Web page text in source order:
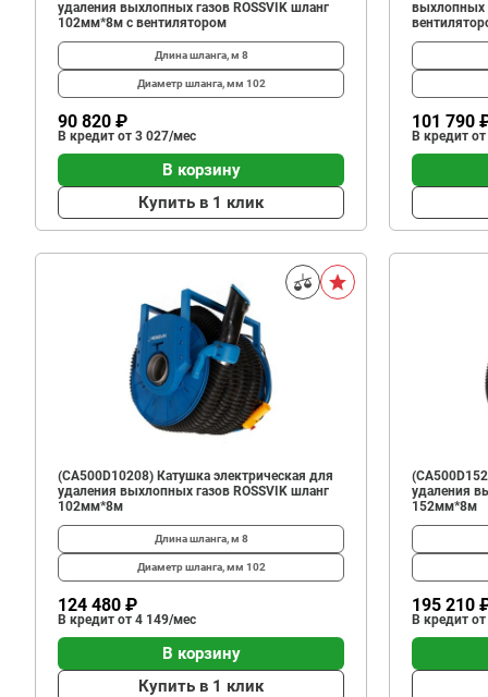
удаления выхлопных газов ROSSVIK шланг
102мм*8м с вентилятором
Длина шланга, м 8
Диаметр шланга, мм 102
90 820 ₽
В кредит от 3 027/мес
В корзину
Купить в 1 клик
выхлопных
101 790
В кредит
(CA500D10208) Катушка электрическая для
удаления выхлопных газов ROSSVIK шланг
102мм*8м
Длина шланга, м 8
Диаметр шланга, мм 102
124 480 ₽
В кредит от 4 149/мес
В корзину
Купить в 1 клик
удаления
152мм*8м
195 210
В кредит